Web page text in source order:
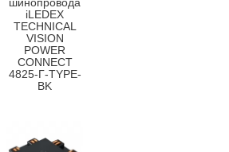
iLEDEX
TECHNICAL
VISION
POWER
CONNECT
4825-Г-TYPE-
BK